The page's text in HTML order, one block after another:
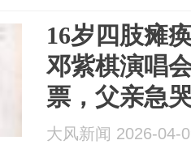
16岁四肢瘫
邓紫棋演唱
票，父亲急
看，这些钱
大风新闻 2026-04-